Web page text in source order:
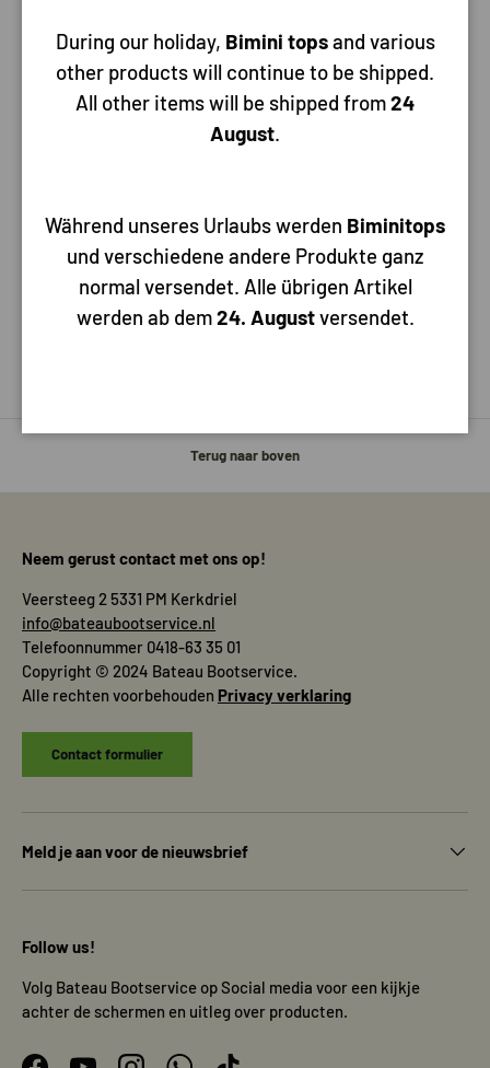
of stuur ons een chat. Wij staan graag
voor je klaar
ºC tot +100 ºC ( ISO 7840 ) ( CE-gecertificeerd ) ( prijs per meter
During our holiday, Bimini topsand various
other products will continue to be shipped.
All other items will be shipped from24
August.
Während unseres Urlaubs werden Biminitops
und verschiedene andere Produkte ganz
normal versendet. Alle übrigen Artikel
werden ab dem24. Augustversendet.
Terug naar boven
Neem gerust contact met ons op!
Veersteeg 2 5331 PM Kerkdriel
info@bateaubootservice.nl
Telefoonnummer 0418-63 35 01
Copyright © 2024 Bateau Bootservice.
Alle rechten voorbehouden Privacy verklaring
Contact formulier
Meld je aan voor de nieuwsbrief
Follow us!
Volg Bateau Bootservice op Social media voor een kijkje
achter de schermen en uitleg over producten.